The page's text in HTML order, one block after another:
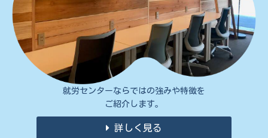
就労センターならではの強みや特徴を
ご紹介します。
詳しく見る